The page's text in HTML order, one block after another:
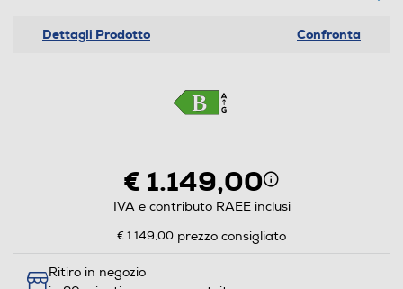
Dettagli Prodotto Confronta
€ 1.149,00
IVA e contributo RAEE inclusi
€ 1.149,00 prezzo consigliato
Ritiro in negozio